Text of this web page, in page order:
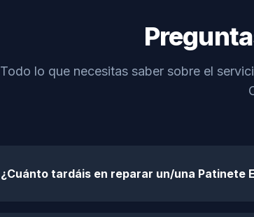
Todo lo que necesitas saber sobre el
¿Cuánto tardáis en reparar un/una Patinete